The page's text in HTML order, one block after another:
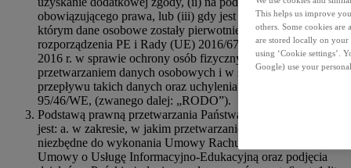
obowiązującego prawa, lub (iii) gdy jest to zgodne z celem, w
którym dane osobowe zostały pierwotnie zebrane (art. 6 ust. 4
rozporządzenia PE i Rady (UE) 2016/679 z dnia 27 kwietnia
2016 r. w sprawie ochrony osób fizycznych w związku z
przetwarzaniem danych osobowych i w sprawie swobodnego
przepływu takich danych oraz uchylenia dyrektywy
95/46/WE, (zwanego dalej: „RODO”).
Podstawą prawną przetwarzania Państwa danych osobowych
jest: a. w zakresie, w jakim przetwarzanie danych jest
niezbędne do wykonania Umowy Rachunku Demo lub
Umowy o Usługę Informacyjno-Edukacyjną oraz podjęcia
This helps us improve
others. Some cookies are
are stored locally on your
using ‘Cookie settings’.
Google) use your